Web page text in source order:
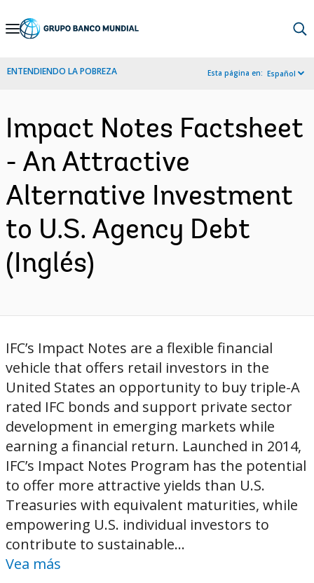
Skip
Navigation
ENTENDIENDO LA POBREZA Esta página en: Español
Impact Notes Factsheet
- An Attractive
Alternative Investment
to U.S. Agency Debt
(Inglés)
IFC’s Impact Notes are a flexible financial
vehicle that offers retail investors in the
United States an opportunity to buy triple-A
rated IFC bonds and support private sector
development in emerging markets while
earning a financial return. Launched in 2014,
IFC’s Impact Notes Program has the potential
to offer more attractive yields than U.S.
Treasuries with equivalent maturities, while
empowering U.S. individual investors to
contribute to sustainable...
Vea más